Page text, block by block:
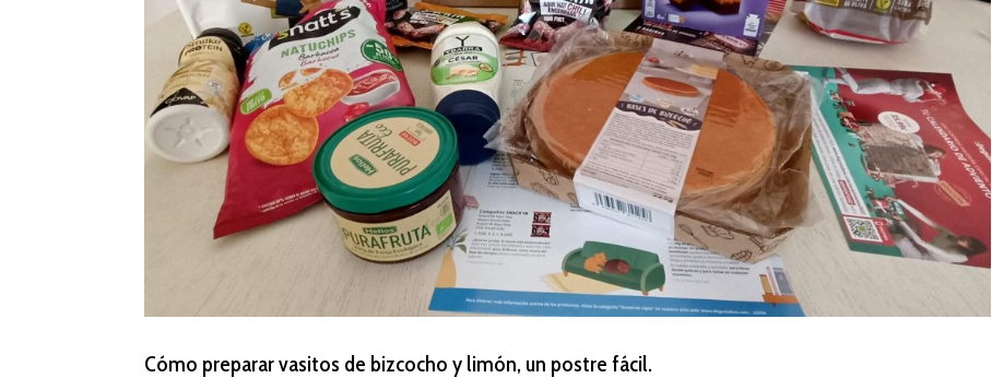
Cómo preparar vasitos de bizcocho y limón, un postre fácil.